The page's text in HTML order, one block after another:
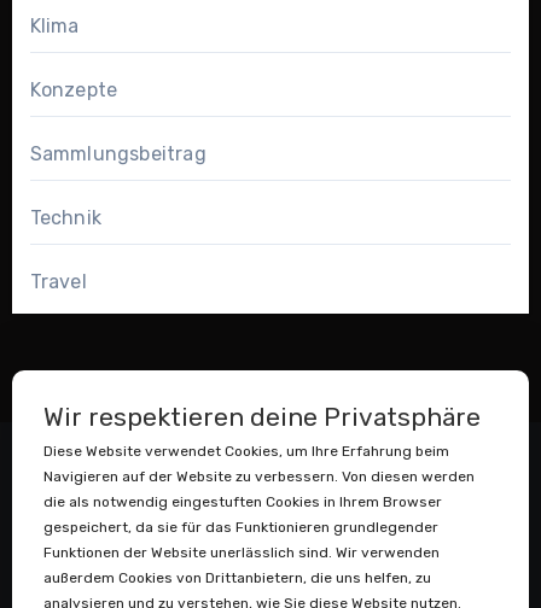
Klima
Konzepte
Sammlungsbeitrag
Technik
Travel
Wir respektieren deine Privatsphäre
Diese Website verwendet Cookies, um Ihre Erfahrung beim
Navigieren auf der Website zu verbessern. Von diesen werden
die als notwendig eingestuften Cookies in Ihrem Browser
gespeichert, da sie für das Funktionieren grundlegender
Funktionen der Website unerlässlich sind. Wir verwenden
außerdem Cookies von Drittanbietern, die uns helfen, zu
analysieren und zu verstehen, wie Sie diese Website nutzen.